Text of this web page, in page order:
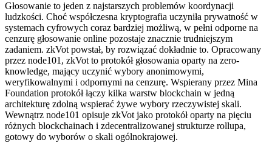
Głosowanie to jeden z najstarszych problemów koordynacji
ludzkości. Choć współczesna kryptografia uczyniła prywatność w
systemach cyfrowych coraz bardziej możliwą, w pełni odporne na
cenzurę głosowanie online pozostaje znacznie trudniejszym
zadaniem. zkVot powstał, by rozwiązać dokładnie to. Opracowany
przez node101, zkVot to protokół głosowania oparty na zero-
knowledge, mający uczynić wybory anonimowymi,
weryfikowalnymi i odpornymi na cenzurę. Wspierany przez Mina
Foundation protokół łączy kilka warstw blockchain w jedną
architekturę zdolną wspierać żywe wybory rzeczywistej skali.
Wewnątrz node101 opisuje zkVot jako protokół oparty na pięciu
różnych blockchainach i zdecentralizowanej strukturze rollupa,
gotowy do wyborów o skali ogólnokrajowej.